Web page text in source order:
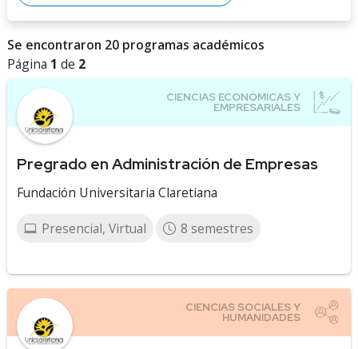
Se encontraron 20 programas académicos
Página 1 de 2
Pregrado en Administración de Empresas
Fundación Universitaria Claretiana
Presencial, Virtual 8 semestres